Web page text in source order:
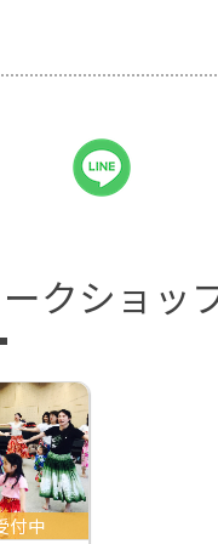
クショッ
付中